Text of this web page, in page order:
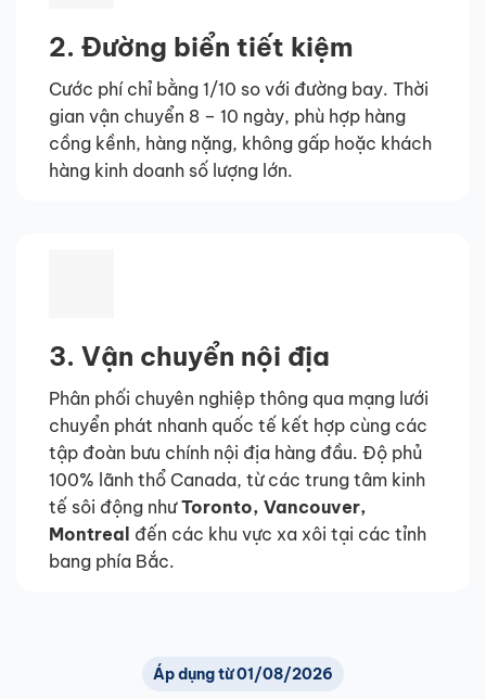
2. Đường biển tiết kiệm
Cước phí chỉ bằng 1/10 so với đường bay. Thời
gian vận chuyển 8 – 10 ngày, phù hợp hàng
cồng kềnh, hàng nặng, không gấp hoặc khách
hàng kinh doanh số lượng lớn.
3. Vận chuyển nội địa
Phân phối chuyên nghiệp thông qua mạng lưới
chuyển phát nhanh quốc tế kết hợp cùng các
tập đoàn bưu chính nội địa hàng đầu. Độ phủ
100% lãnh thổ Canada, từ các trung tâm kinh
tế sôi động nhưToronto, Vancouver,
Montreal đến các khu vực xa xôi tại các tỉnh
bang phía Bắc.
Áp dụng từ 01/08/2026